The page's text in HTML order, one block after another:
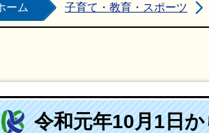
ーム 子育て・教育・スポーツ
令和元年10月1日